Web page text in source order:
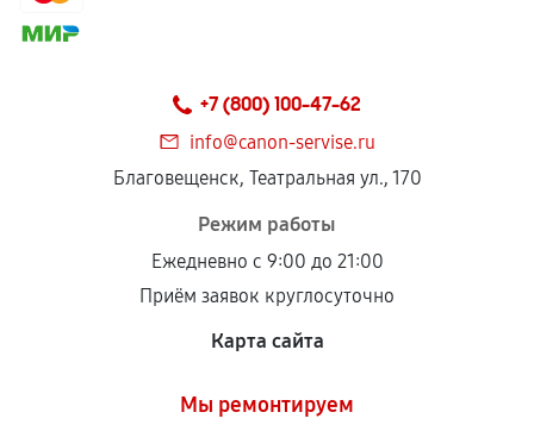
соблюдены следующие условия:
центром.
При этом гарантия на сами комплектующие
продавца. За качество сторонних деталей
сервисный центр ответственности не несет.
+7 (800) 100-47-62
info@canon-servise.ru
Благовещенск, Театральная ул., 170
Режим работы
Ежедневно с 9:00 до 21:00
Приём заявок круглосуточно
Карта сайта
Мы ремонтируем